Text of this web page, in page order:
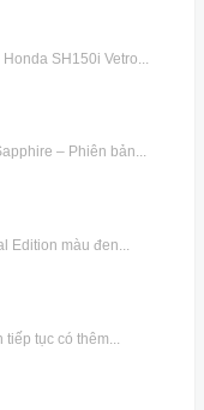
SH150i Vetro...
– Phiên bản...
Edition màu đen...
tục có thêm...